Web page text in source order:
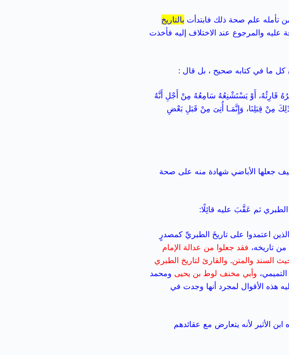
تأمله علم صحة ذلك فابتدأت بالتاريخ
عليه والمرجوع عند الاختلاف إليه فأخذت
كل ما في كتابه صحيح ، بل قال :
قَارِئُهُ، أَوْ يَسْتَشْنِعُهُ سَامِعُهُ مِنْ أَجْلِ أَنَّهُ
مِنْ قِبَلِنَا، وَإِنَّمَـا أُتِىَ مِنْ قَبَلِ بَعْضِ
جعلها الأباضي شهادة منه على صحة
ثم عَقَّبَ عليه قائِلًا:
اعتمدوا على تاريخَ الطبريِّ كمصدرٍ
تاريخه، فقد جعلوا من عدالة الإمام
السند والمتن. والقارئ لتاريخ الطبري
وأبي مخنف لوط بن يحيى ومحمد
هذه الأقوال لمجرد أنها وجدت في
الأثير لأنه يتعارض مع عقائدهم